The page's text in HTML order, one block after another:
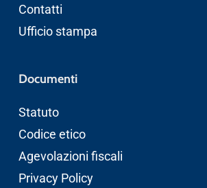
Contatti
Ufficio stampa
Documenti
Statuto
Codice etico
Agevolazioni fiscali
Privacy Policy